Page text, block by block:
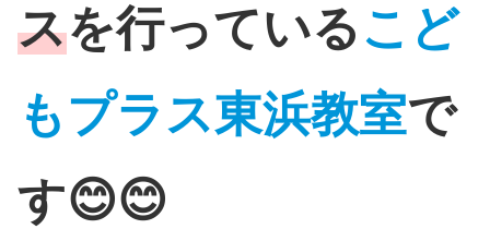
スを行っているこど
もプラス東浜教室で
す😊😊